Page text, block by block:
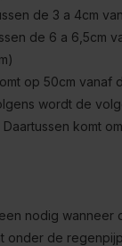
de 3 a 4cm
de 6 a 6,5cm
op 50cm vanaf
wordt de
komt
nodig wanneer
onder de